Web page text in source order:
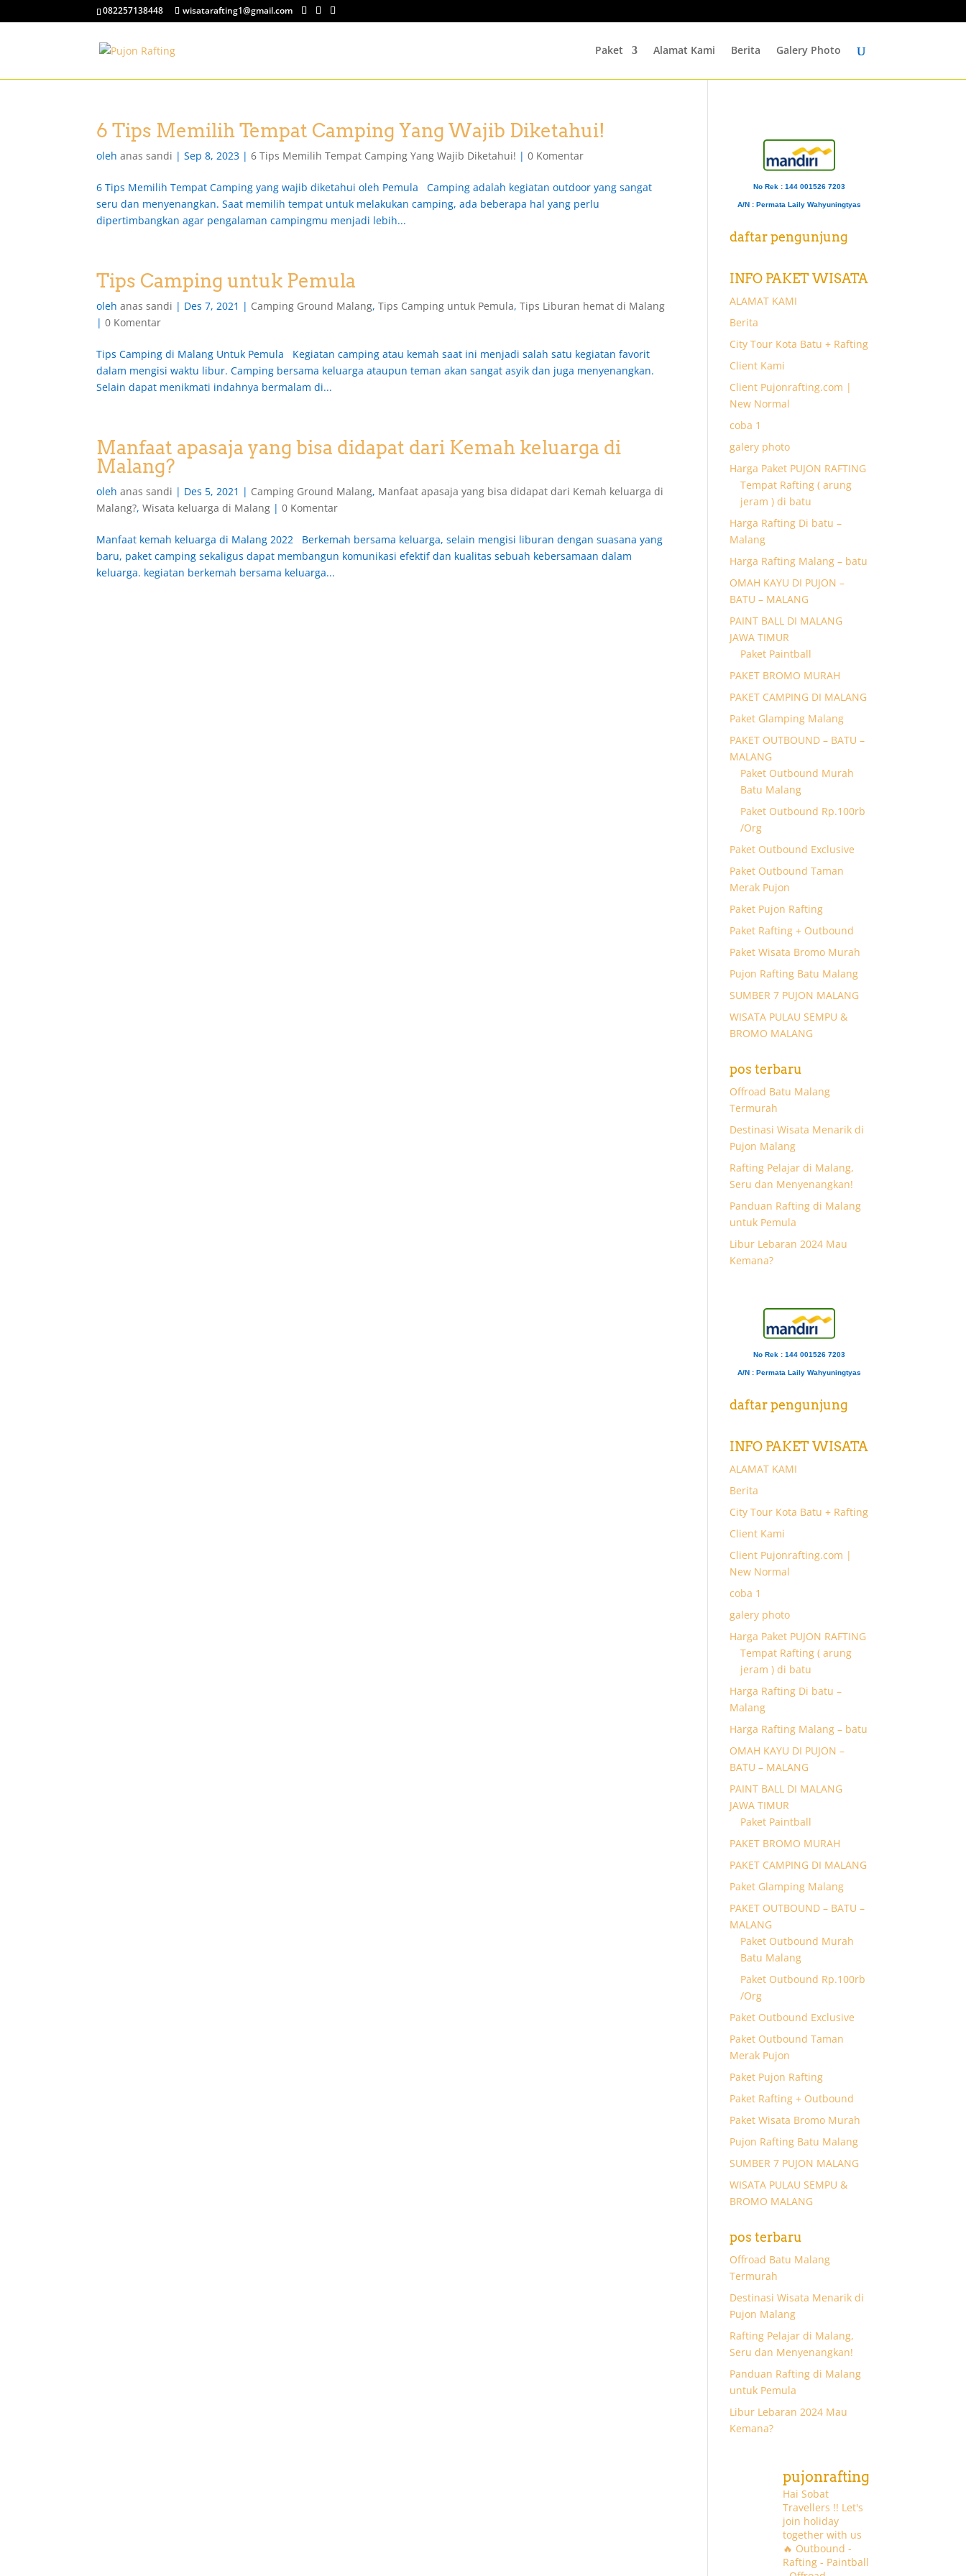
082257138448 wisatarafting1@gmail.com
Paket Alamat Kami Berita Galery Photo
6 Tips Memilih Tempat Camping Yang Wajib Diketahui!
olehanas sandi |Sep 8, 2023 |6 Tips Memilih Tempat Camping Yang Wajib Diketahui! |0 Komentar
6 Tips Memilih Tempat Camping yang wajib diketahui oleh Pemula Camping adalah kegiatan outdoor yang sangat
seru dan menyenangkan. Saat memilih tempat untuk melakukan camping, ada beberapa hal yang perlu
dipertimbangkan agar pengalaman campingmu menjadi lebih...
Tips Camping untuk Pemula
olehanas sandi | Des 7, 2021 | Camping Ground Malang,Tips Camping untuk Pemula,Tips Liburan hemat di Malang
|0 Komentar
Tips Camping di Malang Untuk Pemula Kegiatan camping atau kemah saat ini menjadi salah satu kegiatan favorit
dalam mengisi waktu libur. Camping bersama keluarga ataupun teman akan sangat asyik dan juga menyenangkan.
Selain dapat menikmati indahnya bermalam di...
Manfaat apasaja yang bisa didapat dari Kemah keluarga di
Malang?
olehanas sandi | Des 5, 2021 | Camping Ground Malang, Manfaat apasaja yang bisa didapat dari Kemah keluarga di
Malang?,Wisata keluarga di Malang |0 Komentar
Manfaat kemah keluarga di Malang 2022 Berkemah bersama keluarga, selain mengisi liburan dengan suasana yang
baru, paket camping sekaligus dapat membangun komunikasi efektif dan kualitas sebuah kebersamaan dalam
keluarga. kegiatan berkemah bersama keluarga...
No Rek : 144 001526 7203
A/N : Permata Laily Wahyuningtyas
daftar pengunjung
INFO PAKET WISATA
ALAMAT KAMI
Berita
City Tour Kota Batu + Rafting
Client Kami
Client Pujonrafting.com |
New Normal
coba 1
galery photo
Harga Paket PUJON RAFTING
Tempat Rafting ( arung
jeram ) di batu
Harga Rafting Di batu –
Malang
Harga Rafting Malang – batu
OMAH KAYU DI PUJON –
BATU – MALANG
PAINT BALL DI MALANG
JAWA TIMUR
Paket Paintball
PAKET BROMO MURAH
PAKET CAMPING DI MALANG
Paket Glamping Malang
PAKET OUTBOUND – BATU –
MALANG
Paket Outbound Murah
Batu Malang
Paket Outbound Rp.100rb
/Org
Paket Outbound Exclusive
Paket Outbound Taman
Merak Pujon
Paket Pujon Rafting
Paket Rafting + Outbound
Paket Wisata Bromo Murah
Pujon Rafting Batu Malang
SUMBER 7 PUJON MALANG
WISATA PULAU SEMPU &
BROMO MALANG
pos terbaru
Offroad Batu Malang
Termurah
Destinasi Wisata Menarik di
Pujon Malang
Rafting Pelajar di Malang,
Seru dan Menyenangkan!
Panduan Rafting di Malang
untuk Pemula
Libur Lebaran 2024 Mau
Kemana?
No Rek : 144 001526 7203
A/N : Permata Laily Wahyuningtyas
daftar pengunjung
INFO PAKET WISATA
ALAMAT KAMI
Berita
City Tour Kota Batu + Rafting
Client Kami
Client Pujonrafting.com |
New Normal
coba 1
galery photo
Harga Paket PUJON RAFTING
Tempat Rafting ( arung
jeram ) di batu
Harga Rafting Di batu –
Malang
Harga Rafting Malang – batu
OMAH KAYU DI PUJON –
BATU – MALANG
PAINT BALL DI MALANG
JAWA TIMUR
Paket Paintball
PAKET BROMO MURAH
PAKET CAMPING DI MALANG
Paket Glamping Malang
PAKET OUTBOUND – BATU –
MALANG
Paket Outbound Murah
Batu Malang
Paket Outbound Rp.100rb
/Org
Paket Outbound Exclusive
Paket Outbound Taman
Merak Pujon
Paket Pujon Rafting
Paket Rafting + Outbound
Paket Wisata Bromo Murah
Pujon Rafting Batu Malang
SUMBER 7 PUJON MALANG
WISATA PULAU SEMPU &
BROMO MALANG
pos terbaru
Offroad Batu Malang
Termurah
Destinasi Wisata Menarik di
Pujon Malang
Rafting Pelajar di Malang,
Seru dan Menyenangkan!
Panduan Rafting di Malang
untuk Pemula
Libur Lebaran 2024 Mau
Kemana?
pujonrafting
Hai Sobat
Travellers !! Let's
join holiday
together with us
🔥 Outbound -
Rafting - Paintball